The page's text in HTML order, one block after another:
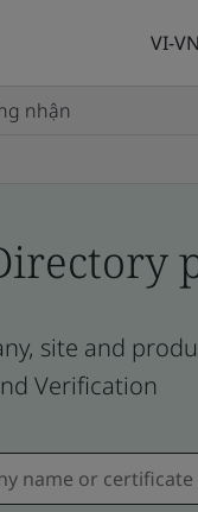
VI-VN
nhận
site and
Verification